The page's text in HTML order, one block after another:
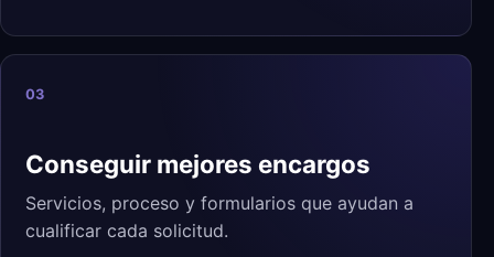
03
Conseguir mejores encargos
Servicios, proceso y formularios que ayudan a
cualificar cada solicitud.